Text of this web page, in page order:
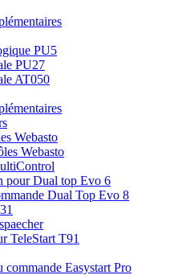
PU5
PU27
AT050
Webasto
Webasto
pour Dual top Evo 6
Dual Top Evo 8
TeleStart T91
commande Easystart Pro